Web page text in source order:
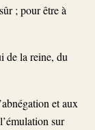
; pour être à
de la reine, du
et aux
sur